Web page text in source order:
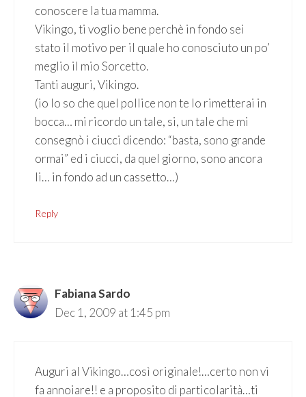
conoscere la tua mamma.
Vikingo, ti voglio bene perchè in fondo sei
stato il motivo per il quale ho conosciuto un po’
meglio il mio Sorcetto.
Tanti auguri, Vikingo.
(io lo so che quel pollice non te lo rimetterai in
bocca… mi ricordo un tale, si, un tale che mi
consegnò i ciucci dicendo: “basta, sono grande
ormai” ed i ciucci, da quel giorno, sono ancora
li… in fondo ad un cassetto…)
Reply
Fabiana Sardo
Dec 1, 2009 at 1:45 pm
Auguri al Vikingo…così originale!…certo non vi
fa annoiare!! e a proposito di particolarità…ti